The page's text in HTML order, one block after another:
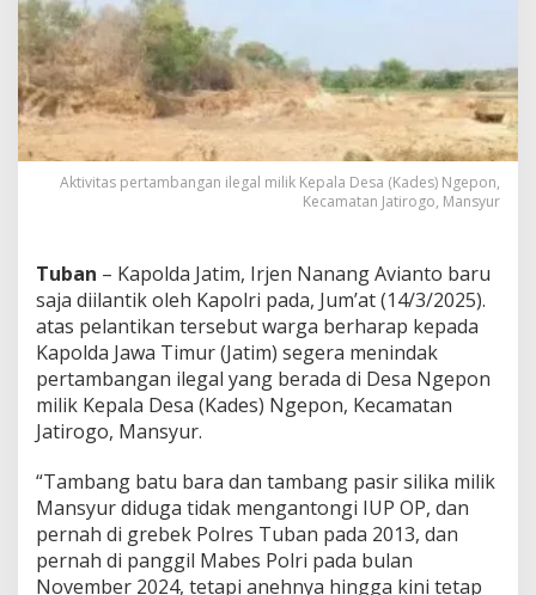
a
B
e
r
h
a
r
a
p
o
d
a
a
i
S
e
g
e
a
Aktivitas pertambangan ilegal milik Kepala Desa (Kades) Ngepon,
Kecamatan Jatirogo, Mansyur
Tuban – Kapolda Jatim, Irjen Nanang Avianto baru
saja diilantik oleh Kapolri pada, Jum’at (14/3/2025).
atas pelantikan tersebut warga berharap kepada
Kapolda Jawa Timur (Jatim) segera menindak
pertambangan ilegal yang berada di Desa Ngepon
milik Kepala Desa (Kades) Ngepon, Kecamatan
Jatirogo, Mansyur.
“Tambang batu bara dan tambang pasir silika milik
Mansyur diduga tidak mengantongi IUP OP, dan
pernah di grebek Polres Tuban pada 2013, dan
pernah di panggil Mabes Polri pada bulan
November 2024, tetapi anehnya hingga kini tetap